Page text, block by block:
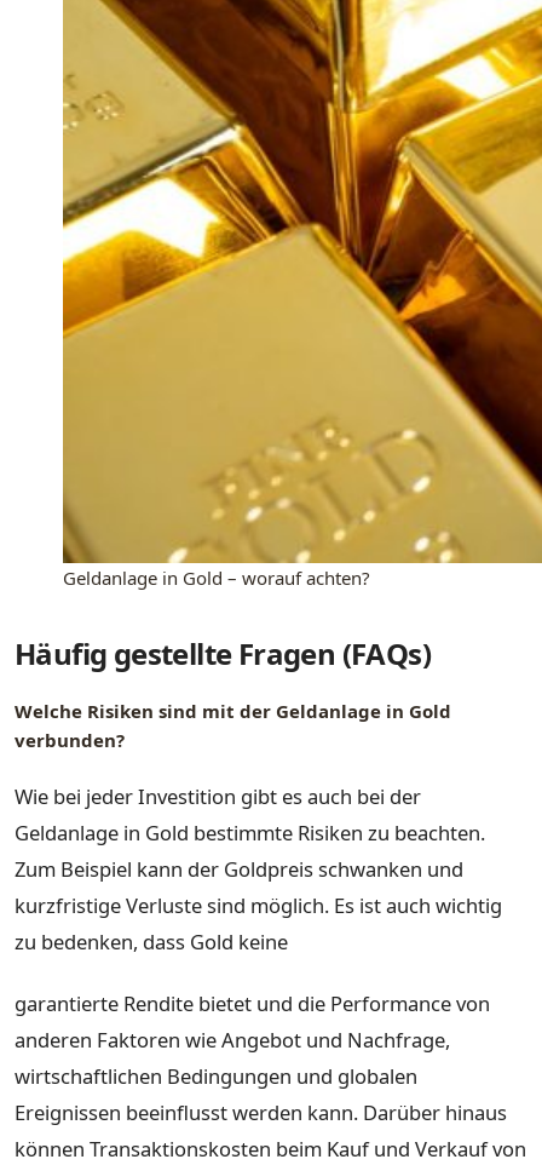
Geldanlage in Gold – worauf achten?
Häufig gestellte Fragen (FAQs)
Welche Risiken sind mit der Geldanlage in Gold
verbunden?
Wie bei jeder Investition gibt es auch bei der
Geldanlage in Gold bestimmte Risiken zu beachten.
Zum Beispiel kann der Goldpreis schwanken und
kurzfristige Verluste sind möglich. Es ist auch wichtig
zu bedenken, dass Gold keine
garantierte Rendite bietet und die Performance von
anderen Faktoren wie Angebot und Nachfrage,
wirtschaftlichen Bedingungen und globalen
Ereignissen beeinflusst werden kann. Darüber hinaus
können Transaktionskosten beim Kauf und Verkauf von